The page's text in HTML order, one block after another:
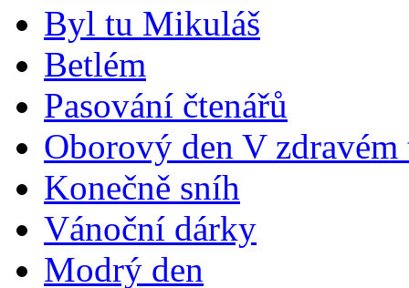
Byl tu Mikuláš
Betlém
Pasování čtenářů
Oborový den V
Konečně sníh
Vánoční dárky
Modrý den